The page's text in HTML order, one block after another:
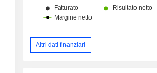
Altri dati finanziari